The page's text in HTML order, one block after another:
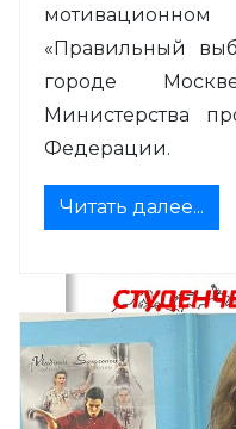
«Правильный
городе
Министерства
Федерации.
Читать далее...